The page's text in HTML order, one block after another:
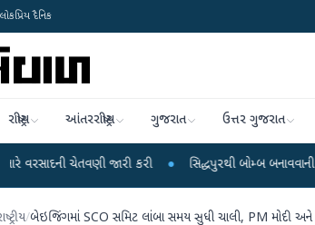
દૈનિક
રાષ્ટ્રીય આંતરરાષ્ટ્રીય ગુજરાત ઉત્તર ગુજરાત
જારી કરી ● સિદ્ધપુરથી બોમ્બ બનાવવાની સામગ્રી સાથે
/બેઇજિંગમાં SCO સમિટ લાંબા સમય સુધી ચાલી, PM મોદી અને